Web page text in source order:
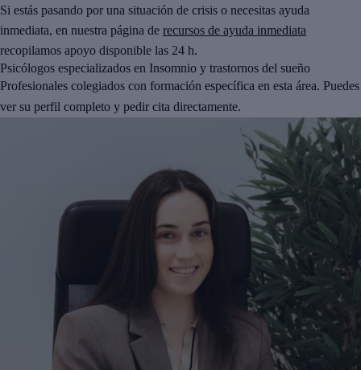
Si estás pasando por una situación de crisis o necesitas ayuda
inmediata, en nuestra página de recursos de ayuda inmediata
recopilamos apoyo disponible las 24 h.
Psicólogos especializados en Insomnio y trastornos del sueño
Profesionales colegiados con formación específica en esta área. Puedes
ver su perfil completo y pedir cita directamente.